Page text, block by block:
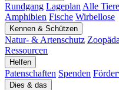
Rundgang Lageplan Alle Tiere
Amphibien Fische Wirbellose
Kennen & Schützen
Natur- & Artenschutz
Ressourcen
Helfen
Patenschaften Spenden
Dies & das